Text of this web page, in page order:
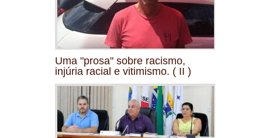
Uma "prosa" sobre racismo,
injúria racial e vitimismo. ( II )